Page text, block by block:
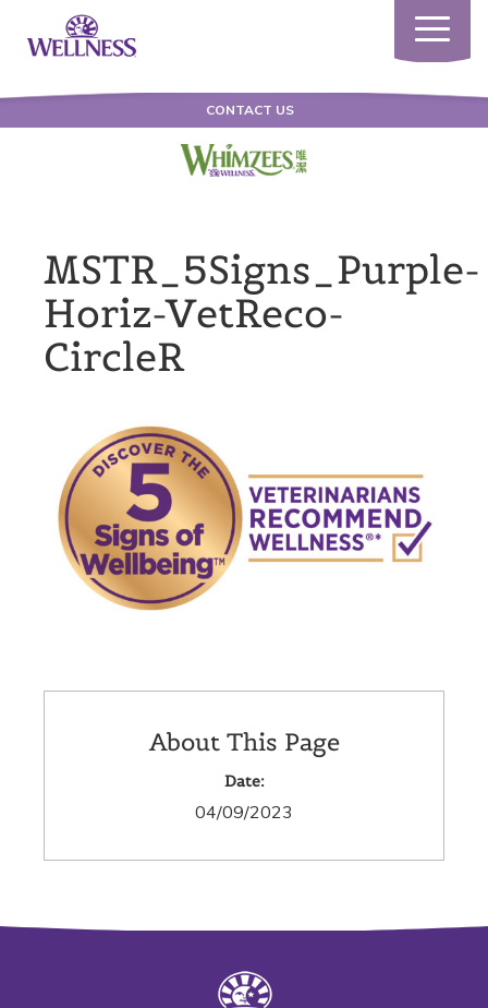
Toggle
CONTACT US
MSTR_5Signs_Purple-
Horiz-VetReco-
CircleR
About This Page
Date:
04/09/2023